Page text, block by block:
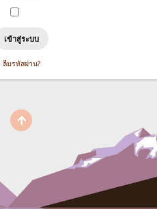
ลืมรหัสผ่าน?